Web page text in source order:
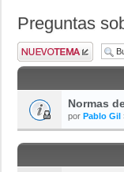
Preguntas
Normas
por Pablo Gil